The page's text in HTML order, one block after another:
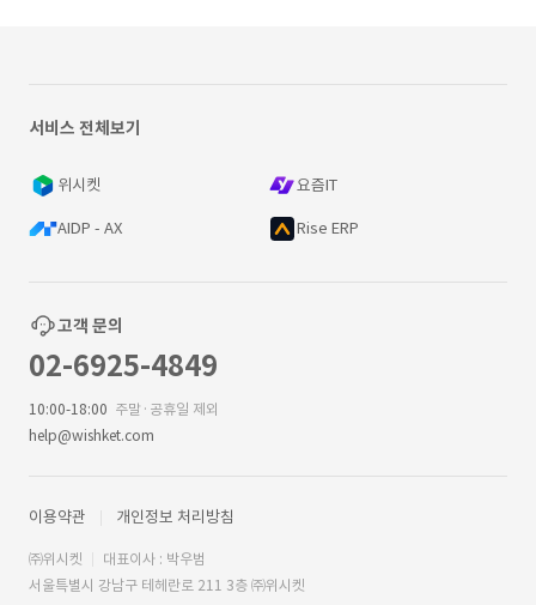
서비스 전체보기
위시켓 요즘IT
AIDP - AX Rise ERP
고객 문의
02-6925-4849
10:00-18:00 주말·공휴일 제외
help@wishket.com
이용약관 개인정보 처리방침
㈜위시켓
대표이사 : 박우범
서울특별시 강남구 테헤란로 211 3층 ㈜위시켓